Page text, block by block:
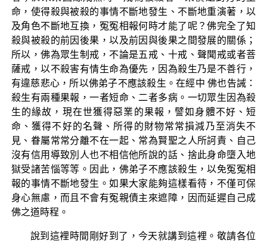
命，使得殺與被殺的事情不斷地發生、不斷地重演著，以
及角色不斷地互換，冤冤相報何時才能了呢？佛完全了知
殺與被殺的前因後果，以及前因與後果之間發展的關係；
所以，佛為眾生制戒，不論是五戒、十戒、聲聞戒或者菩
薩戒，以不殺害有情生命為優先，因為殺生乃是不善行，
有違慈悲心，所以佛弟子不應該殺生。在經中 佛也告誡：
殺生有兩種果報，一者短命、二者多病。一切眾生因為殺
生的緣故，現在世獲得惡業的果報，譬如身體不好、短
命、獲得不好的名聲、所得的財物常常損減乃至消失不
見、眷屬常常分離不在一起、常為賢聖之人所訶責、自己
沒有信用導致別人也不相信他所說的話、捨此身命墮入地
獄受諸苦惱等等。因此，佛弟子不應該殺生，以免冤冤相
報的事情不斷地發生。如果大家能夠這樣看待，不僅可保
身心無慮，而且不會有冤親債主來遮障，因而延遲自己成
佛之道時程。
說到這裡時間剛好到了，今天就講到這裡。敬請各位